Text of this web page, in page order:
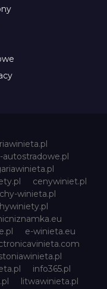
autostradowe.pl
cenywiniet.pl
winieta.pl
e-winieta.eu
info365.pl
litwawinieta.pl